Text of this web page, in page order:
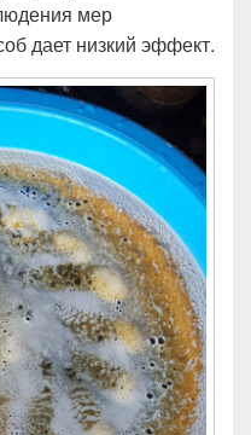
мер
дает низкий эффект.